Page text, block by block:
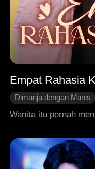
Empat Rahasia
Dimanja dengan Manis